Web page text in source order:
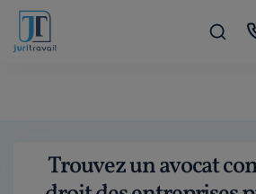
Trouvez un avocat